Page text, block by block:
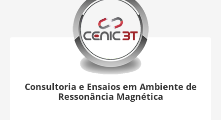
Consultoria e Ensaios em Ambiente de
Ressonância Magnética